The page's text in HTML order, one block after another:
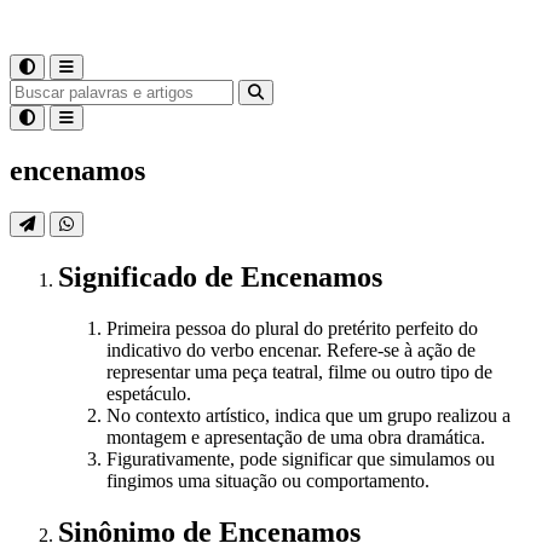
encenamos
Significado de Encenamos
Primeira pessoa do plural do pretérito perfeito do
indicativo do verbo encenar. Refere-se à ação de
representar uma peça teatral, filme ou outro tipo de
espetáculo.
No contexto artístico, indica que um grupo realizou a
montagem e apresentação de uma obra dramática.
Figurativamente, pode significar que simulamos ou
fingimos uma situação ou comportamento.
Sinônimo de Encenamos